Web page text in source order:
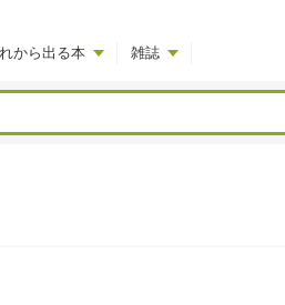
から出る本 雑誌